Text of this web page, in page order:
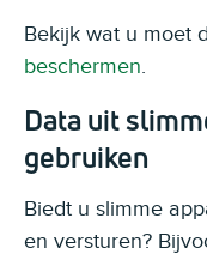
Bekijk wat u moet
beschermen.
Data uit
gebruiken
Biedt u slimme
en versturen?